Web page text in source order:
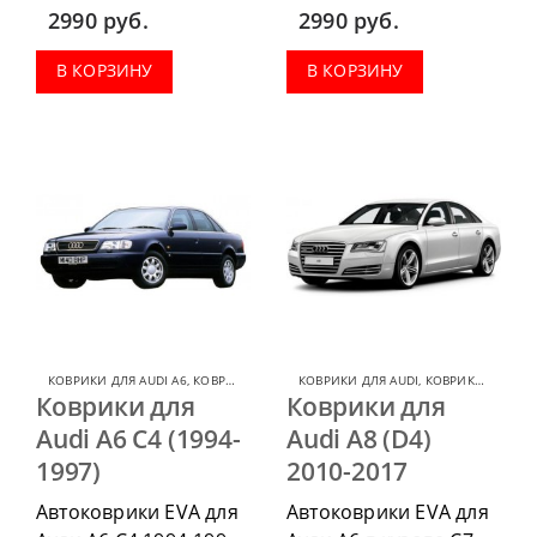
приобрести в
комплектации:
водительский коврик,
2990 руб.
В КОРЗИНУ
приобрести в
комплектации:
водительский коврик,
2990 руб.
В КОРЗИНУ
КОВРИКИ ДЛЯ AUDI A6, КОВРИКИ ДЛЯ AUDI
Коврики для
Audi A6 C4 (1994-
1997)
Автоковрики EVA для
КОВРИКИ ДЛЯ AUDI, КОВРИКИ ДЛЯ AUDI A8
Коврики для
Audi A8 (D4)
2010-2017
Автоковрики EVA для